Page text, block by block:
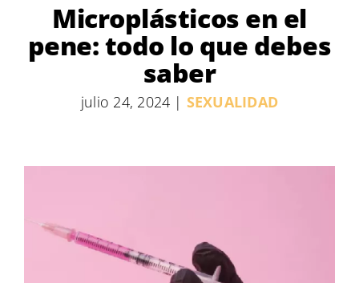
Microplásticos en el
pene: todo lo que debes
saber
julio 24, 2024 | SEXUALIDAD